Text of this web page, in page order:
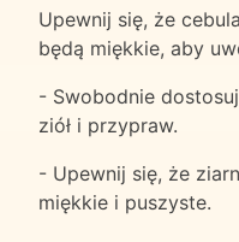
Upewnij się, że
będą miękkie, aby
- Swobodnie
ziół i przypraw.
- Upewnij się, że
miękkie i puszyste.